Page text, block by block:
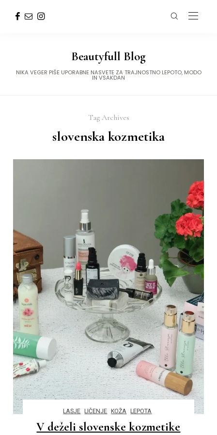
Beautyfull Blog
NIKA VEGER PIŠE UPORABNE NASVETE ZA TRAJNOSTNO LEPOTO, MODO
IN VSAKDAN
Tag Archives
slovenska kozmetika
LASJE LIČENJE KOŽA LEPOTA
V deželi slovenske kozmetike